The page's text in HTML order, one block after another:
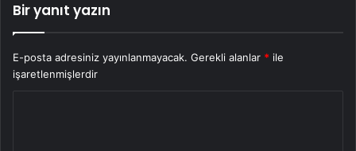
Bir yanıt yazın
E-posta adresiniz yayınlanmayacak. Gerekli alanlar * ile
işaretlenmişlerdir